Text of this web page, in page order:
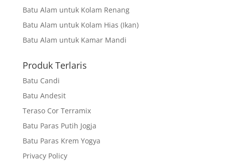
Batu Alam untuk Kolam Renang
Batu Alam untuk Kolam Hias (Ikan)
Batu Alam untuk Kamar Mandi
Produk Terlaris
Batu Candi
Batu Andesit
Teraso Cor Terramix
Batu Paras Putih Jogja
Batu Paras Krem Yogya
Privacy Policy